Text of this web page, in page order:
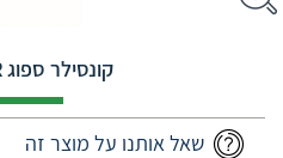
קונסילר ספוג IAR‎ גוון 05
שאל אותנו על מוצר זה